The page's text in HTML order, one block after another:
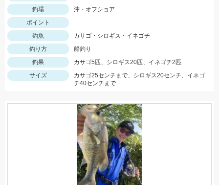
釣場
沖・オフショア
ポイント
釣魚
カサゴ・シロギス・イネゴチ
釣り方
船釣り
釣果
カサゴ5匹、シロギス20匹、イネゴチ2匹
サイズ
カサゴ25センチまで、シロギス20センチ、イネゴ
チ40センチまで